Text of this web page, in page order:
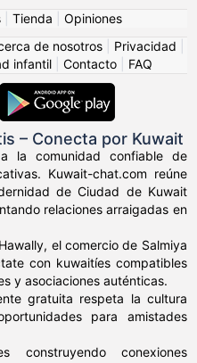
Tienda
Opiniones
de nosotros Privacidad
infantil Contacto FAQ
– Conecta por Kuwait
la comunidad confiable de
Kuwait-chat.com reúne
de Ciudad de Kuwait
relaciones arraigadas en
el comercio de Salmiya
con kuwaitíes compatibles
y asociaciones auténticas.
gratuita respeta la cultura
para amistades
conexiones